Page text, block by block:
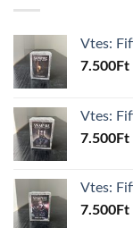
Vtes:
7.500Ft
Vtes:
7.500Ft
Vtes:
7.500Ft